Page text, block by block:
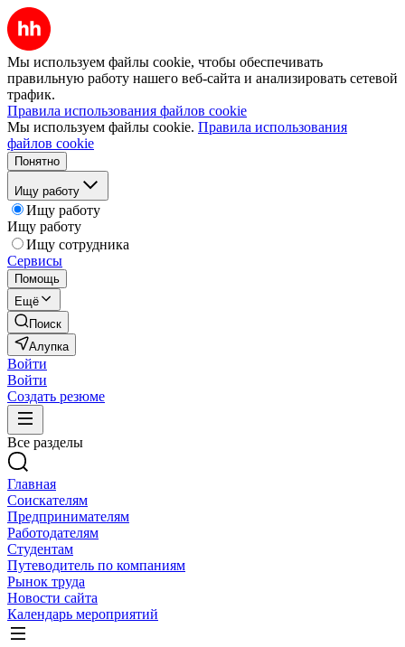
Мы используем файлы cookie, чтобы обеспечивать
правильную работу нашего веб-сайта и анализировать сетевой
трафик.
Правила использования файлов cookie
Мы используем файлы cookie. Правила использования
файлов cookie
Понятно
Ищу работу
Ищу работу
Ищу работу
Ищу сотрудника
Сервисы
Помощь
Ещё
Поиск
Алупка
Войти
Войти
Создать резюме
Все разделы
Главная
Соискателям
Предпринимателям
Работодателям
Студентам
Путеводитель по компаниям
Рынок труда
Новости сайта
Календарь мероприятий